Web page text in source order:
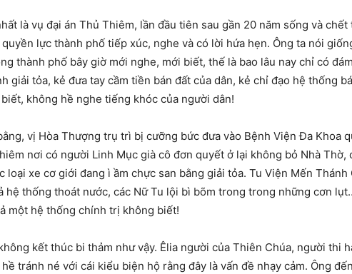
là vụ đại án Thủ Thiêm, lần đầu tiên sau gần 20 năm sống và
lực thành phố tiếp xúc, nghe và có lời hứa hẹn. Ông ta nói
thành phố bây giờ mới nghe, mới biết, thế là bao lâu nay chỉ có
giải tỏa, kẻ đưa tay cầm tiền bán đất của dân, kẻ chỉ đạo hệ thống
không hề nghe tiếng khóc của người dân!
vị Hòa Thượng trụ trì bị cưỡng bức đưa vào Bệnh Viện Đa Khoa
nơi có người Linh Mục già cô đơn quyết ở lại không bỏ Nhà
loại xe cơ giới đang ì ầm chực san bằng giải tỏa. Tu Viện Mến
hệ thống thoát nước, các Nữ Tu lội bì bõm trong trong những cơn
một hệ thống chính trị không biết!
kết thúc bi thảm như vậy. Êlia người của Thiên Chúa, người thi
tránh né với cái kiểu biện hộ rằng đây là vấn đề nhạy cảm. Ông